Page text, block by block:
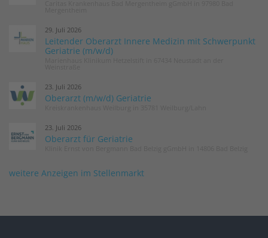
29. Juli 2026
Leitender Oberarzt Innere Medizin mit Schwerpunkt
Geriatrie (m/w/d)
23. Juli 2026
Oberarzt (m/w/d) Geriatrie
23. Juli 2026
Oberarzt für Geriatrie
weitere Anzeigen im Stellenmarkt